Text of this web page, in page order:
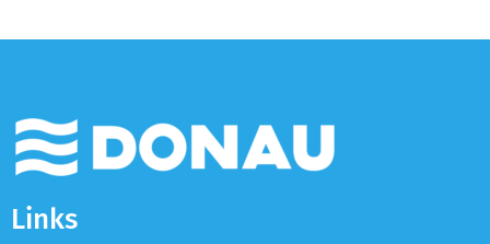
Links